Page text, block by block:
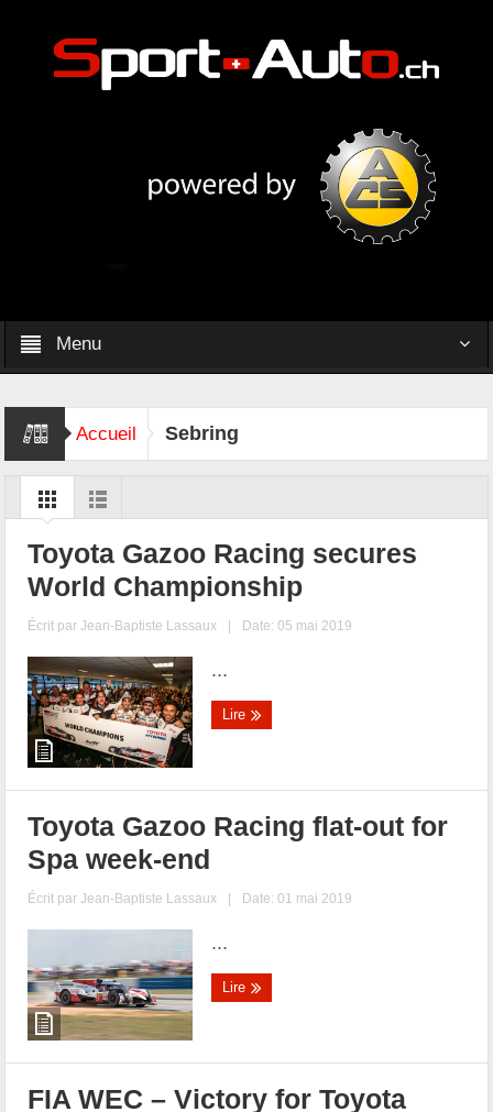
Menu
Accueil Sebring
Toyota Gazoo Racing secures
World Championship
Écrit parJean-Baptiste Lassaux | Date: 05 mai 2019
...
Lire
Toyota Gazoo Racing flat-out for
Spa week-end
Écrit parJean-Baptiste Lassaux | Date: 01 mai 2019
...
Lire
FIA WEC – Victory for Toyota